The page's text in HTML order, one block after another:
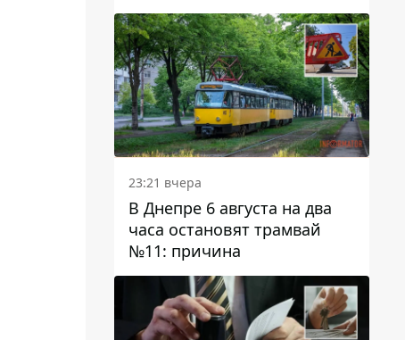
23:21 вчера
В Днепре 6 августа на два
часа остановят трамвай
№11: причина